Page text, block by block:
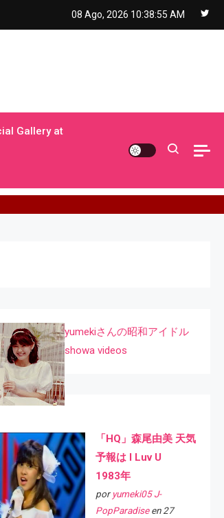
08 Ago, 2026 10:38:56 AM
Gallery at
yumekiさんの昭和アイドル
showa videos
「HQ」森尾由美 天気
予報は I Luv U
1983年
por yumeki05 J-
PopParadiseen 27